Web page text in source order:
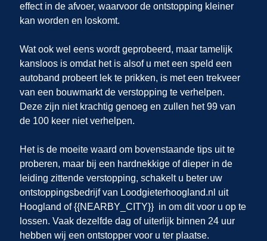
effect in de afvoer, waarvoor de ontstopping kleiner
kan worden en loskomt.
Wat ook wel eens wordt geprobeerd, maar tamelijk
kansloos is omdat het is alsof u met een speld een
autoband probeert lek te prikken, is met een trekveer
van een bouwmarkt de verstopping te verhelpen.
Deze zijn niet krachtig genoeg en zullen het 99 van
de 100 keer niet verhelpen.
Het is de moeite waard om bovenstaande tips uit te
proberen, maar bij een hardnekkige of dieper in de
leiding zittende verstopping, schakelt u beter uw
ontstoppingsbedrijf van Loodgieterhoogland.nl uit
Hoogland of {{NEARBY_CITY}} in om dit voor u op te
lossen. Vaak dezelfde dag of uiterlijk binnen 24 uur
hebben wij een ontstopper voor u ter plaatse.